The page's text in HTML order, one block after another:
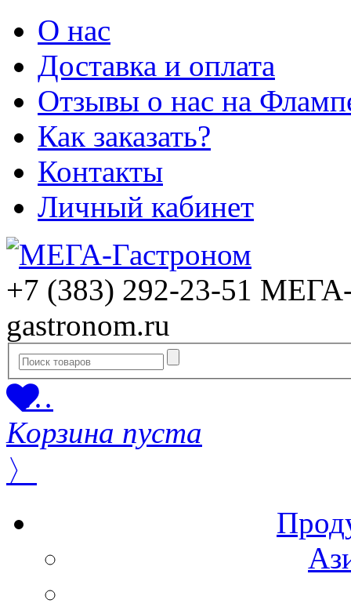
О нас
Доставка и оплата
Отзывы о нас на
Как заказать?
Контакты
Личный кабинет
+7 (383) 292-23-51 МЕГА-
gastronom.ru
…
Корзина пуста
〉